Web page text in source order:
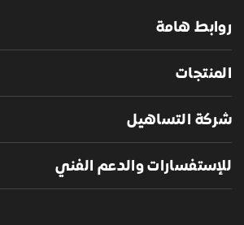
روابط هامة
المنتجات
شركة التساهيل
للإستفسارات والدعم الفني